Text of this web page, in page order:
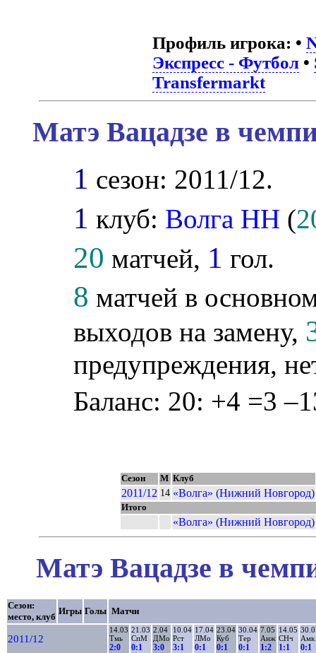
Профиль игрока: •
Экспресс - Футбол•
Transfermarkt
Матэ Вацадзе в
1 сезон: 2011/12.
1 клуб: Волга НН (
20 матчей, 1 гол.
8 матчей в
выходов на замену,
предупреждения,
Баланс: 20: +4 =3
Сезон М Клуб
2011/12 14 «Волга» (Нижний Новгород)
Итого
«Волга» (Нижний Новгород)
Матэ Вацадзе в
Сезон:
место, клуб
Игры Голы Матчи
2011/12
14.03
Тмь
2:0
21.03
СпМ
0:1
2.04
ДМо
3:0
10.04
Рст
3:1
17.04
ЛМо
0:1
23.04
Куб
0:1
30.04
Тер
0:1
7.05
Анж
1:2
14.05
СНч
1:1
Амк
0:1